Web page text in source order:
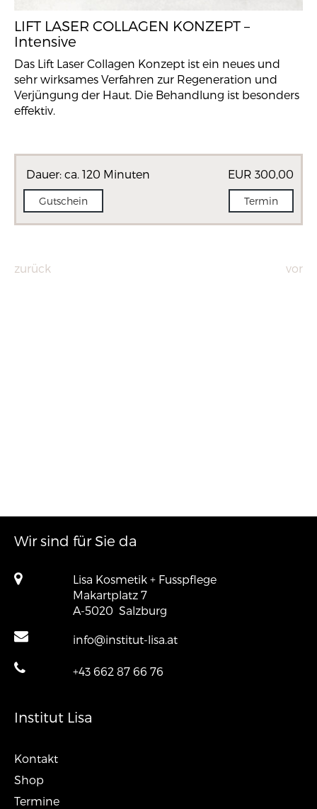
LIFT LASER COLLAGEN KONZEPT –
Intensive
Das Lift Laser Collagen Konzept ist ein neues und
sehr wirksames Verfahren zur Regeneration und
Verjüngung der Haut. Die Behandlung ist besonders
effektiv.
Dauer: ca. 120 Minuten EUR 300,00
Gutschein Termin
zurück vor
Wir sind für Sie da
Lisa Kosmetik + Fusspflege
Makartplatz 7
A-5020 Salzburg
info@institut-lisa.at
+43 662 87 66 76
Institut Lisa
Kontakt
Shop
Termine